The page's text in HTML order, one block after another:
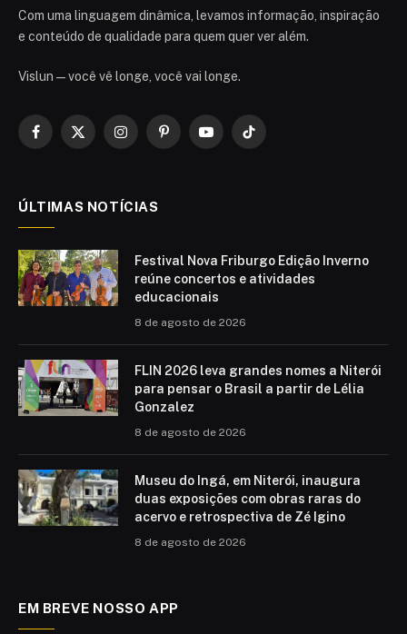
Com uma linguagem dinâmica, levamos informação, inspiração
e conteúdo de qualidade para quem quer ver além.
Vislun — você vê longe, você vai longe.
Facebook
X
InstagramPinterestYouTubeTikTok
ÚLTIMAS NOTÍCIAS
Festival Nova Friburgo Edição Inverno
reúne concertos e atividades
educacionais
8 de agosto de 2026
FLIN 2026 leva grandes nomes a Niterói
para pensar o Brasil a partir de Lélia
Gonzalez
8 de agosto de 2026
Museu do Ingá, em Niterói, inaugura
duas exposições com obras raras do
acervo e retrospectiva de Zé Igino
8 de agosto de 2026
EM BREVE NOSSO APP